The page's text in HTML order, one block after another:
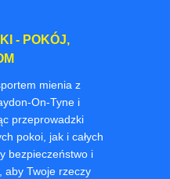
- POKÓJ,
mienia z
On-Tyne i
przeprowadzki
pokoi, jak i całych
bezpieczeństwo i
aby Twoje rzeczy